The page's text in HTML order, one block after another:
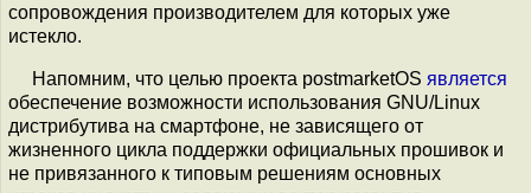
сопровождения производителем для которых уже
истекло.
Напомним, что целью проекта postmarketOS является
обеспечение возможности использования GNU/Linux
дистрибутива на смартфоне, не зависящего от
жизненного цикла поддержки официальных прошивок и
не привязанного к типовым решениям основных